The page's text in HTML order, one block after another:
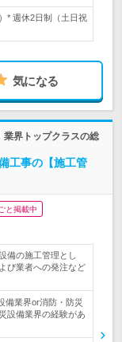
* 週休2日制（土日祝
気になる
業界トップクラスの総
工事の【施工管
と掲載中
備の施工管理とし
び業者への発注など
備業界or消防・防災
設備業界の経験があ